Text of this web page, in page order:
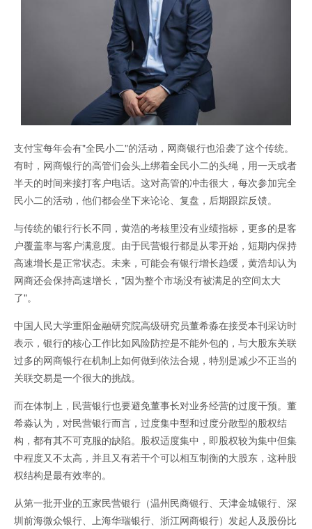
支付宝每年会有"全民小二"的活动，网商银行也沿袭了这个传统。
有时，网商银行的高管们会头上绑着全民小二的头绳，用一天或者
半天的时间来接打客户电话。这对高管的冲击很大，每次参加完全
民小二的活动，他们都会坐下来论论、复盘，后期跟踪反馈。
与传统的银行行长不同，黄浩的考核里没有业绩指标，更多的是客
户覆盖率与客户满意度。由于民营银行都是从零开始，短期内保持
高速增长是正常状态。未来，可能会有银行增长趋缓，黄浩却认为
网商还会保持高速增长，"因为整个市场没有被满足的空间太大
了"。
中国人民大学重阳金融研究院高级研究员董希淼在接受本刊采访时
表示，银行的核心工作比如风险防控是不能外包的，与大股东关联
过多的网商银行在机制上如何做到依法合规，特别是减少不正当的
关联交易是一个很大的挑战。
而在体制上，民营银行也要避免董事长对业务经营的过度干预。董
希淼认为，对民营银行而言，过度集中型和过度分散型的股权结
构，都有其不可克服的缺陷。股权适度集中，即股权较为集中但集
中程度又不太高，并且又有若干个可以相互制衡的大股东，这种股
权结构是最有效率的。
从第一批开业的五家民营银行（温州民商银行、天津金城银行、深
圳前海微众银行、上海华瑞银行、浙江网商银行）发起人及股份比